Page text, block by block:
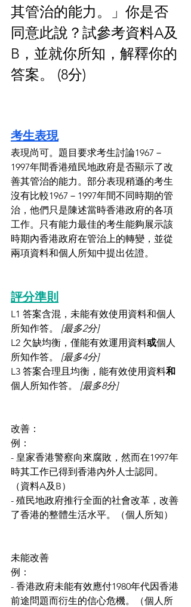
其管治的能力。」你是否
同意此說？試參考資料A及
B，並就你所知，解釋你的
答案。 (8分)
考生表現
表現尚可。題目要求考生討論1967－
1997年間香港殖民地政府是否顯示了改
善其管治的能力。部分表現稍遜的考生
沒有比較1967－1997年間不同時期的管
治，他們只是陳述當時香港政府的各項
工作。只有能力最佳的考生能夠展示該
時期內香港政府在管治上的轉變，並從
兩項資料和個人所知中提出佐證。
評分準則
L1 答案含混，未能有效使用資料和個人
所知作答。 [最多2分]
L2 欠缺均衡，僅能有效運用資料或個人
所知作答。 [最多4分]
L3 答案合理且均衡，能有效使用資料和
個人所知作答。 [最多8分]
改善：
例：
- 皇家香港警察向來腐敗，然而在1997年
時其工作已得到香港內外人士認同。
（資料A及B）
- 殖民地政府推行全面的社會改革，改善
了香港的整體生活水平。（個人所知）
未能改善
例：
- 香港政府未能有效應付1980年代因香港
前途問題而衍生的信心危機。（個人所